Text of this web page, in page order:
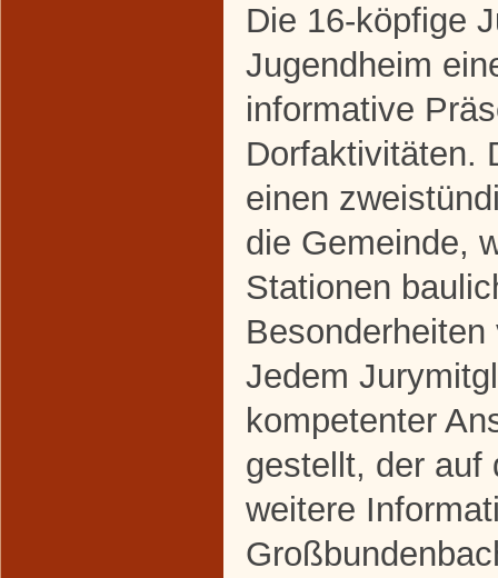
Die 16-köpfige
Jugendheim
informative
Dorfaktivitäten.
einen
die Gemeinde,
Stationen
Jedem
kompetenter
gestellt, der auf
weitere